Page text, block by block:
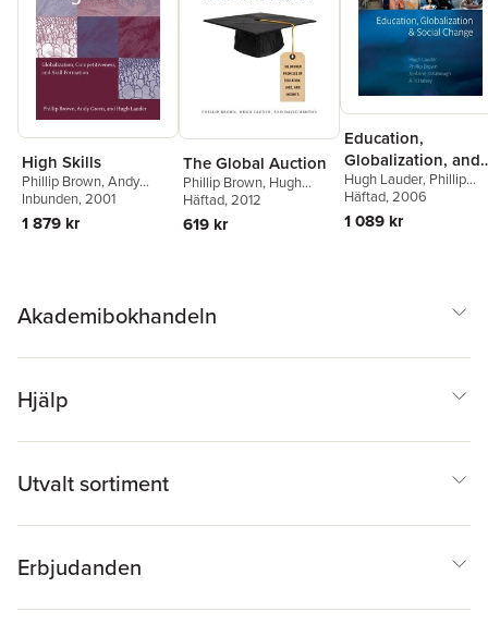
High Skills
Phillip Brown,Andy
Green,Hugh Lauder
Inbunden, 2001
1 879 kr
The Global Auction
Phillip Brown, Hugh
Lauder,David Ashton
Häftad, 2012
619 kr
Education,
Globalization, and
Social Change
Hugh Lauder, Phillip
Brown,Jo-Anne
Dillabough
Häftad, 2006
1 089 kr
Akademibokhandeln
Hjälp
Utvalt sortiment
Erbjudanden